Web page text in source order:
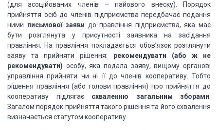
(для асоційованих членів – пайового внеску). Порядок
прийняття осіб до членів підприємства передбачає подання
ними письмової заяви до правління підприємства, яка має
бути розглянута у присутності заявника на засідання
правління. На правління покладається обов’язок розглянути
заяву та прийняти рішення: рекомендувати (або ж не
рекомендувати) особу, яка подала заяву, вищому органові
управління прийняти чи ні її до членів кооперативу. Тобто
рішення правління (або голови правління) про прийняття до
кооперативу підлягає схваленню загальним зборами
Загалом порядок прийняття такого рішення та його схвалення
визначається статутом кооперативу.